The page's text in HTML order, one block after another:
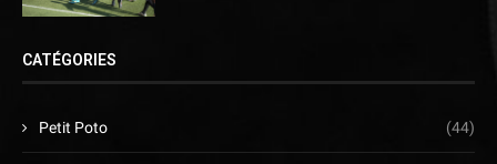
CATÉGORIES
Petit Poto (44)